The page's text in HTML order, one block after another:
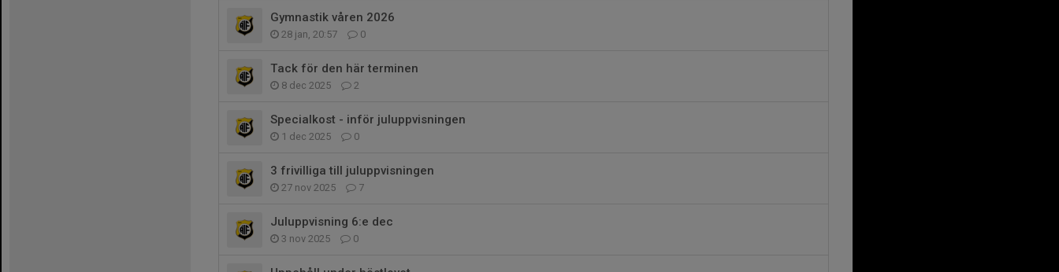
Gymnastik våren 2026
28 jan, 20:57 0
Tack för den här terminen
8 dec 2025 2
Specialkost - inför juluppvisningen
1 dec 2025 0
3 frivilliga till juluppvisningen
27 nov 2025 7
Juluppvisning 6:e dec
3 nov 2025 0